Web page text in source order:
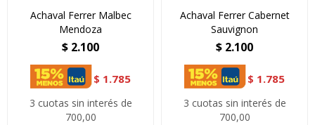
Achaval Ferrer Malbec
Mendoza
$ 2.100
$ 1.785
3 cuotas sin interés de
700,00
Achaval Ferrer Cabernet
Sauvignon
$ 2.100
$ 1.785
3 cuotas sin interés de
700,00